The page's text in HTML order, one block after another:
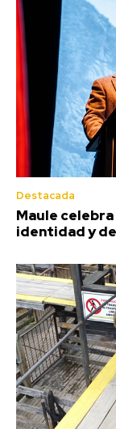
Destacada
Maule
identidad y